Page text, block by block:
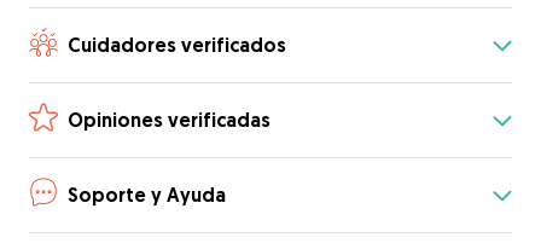
Cuidadores verificados
Opiniones verificadas
Soporte y Ayuda